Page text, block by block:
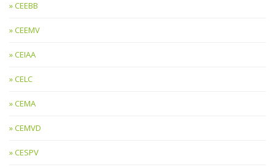
CEEBB
CEEMV
CEIAA
CELC
CEMA
CEMVD
CESPV